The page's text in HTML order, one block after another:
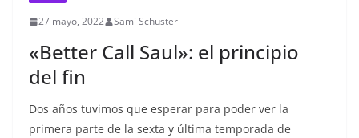
27 mayo, 2022 Sami Schuster
«Better Call Saul»: el principio
del fin
Dos años tuvimos que esperar para poder ver la
primera parte de la sexta y última temporada de